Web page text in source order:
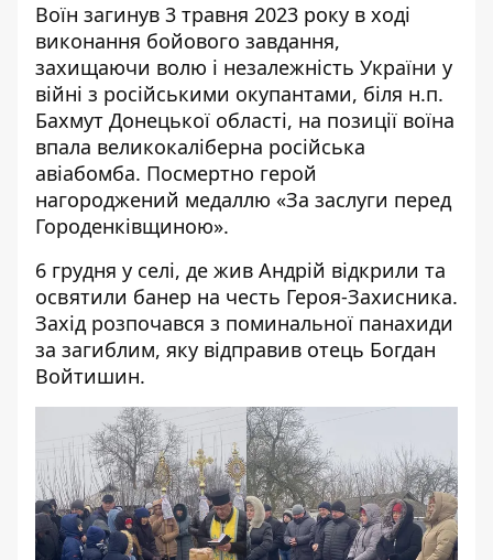
Воїн загинув 3 травня 2023 року в ході
виконання бойового завдання,
захищаючи волю і незалежність України у
війні з російськими окупантами, біля н.п.
Бахмут Донецької області, на позиції воїна
впала великокаліберна російська
авіабомба. Посмертно герой
нагороджений медаллю «За заслуги перед
Городенківщиною».
6 грудня у селі, де жив Андрій відкрили та
освятили банер на честь Героя-Захисника.
Захід розпочався з поминальної панахиди
за загиблим, яку відправив отець Богдан
Войтишин.